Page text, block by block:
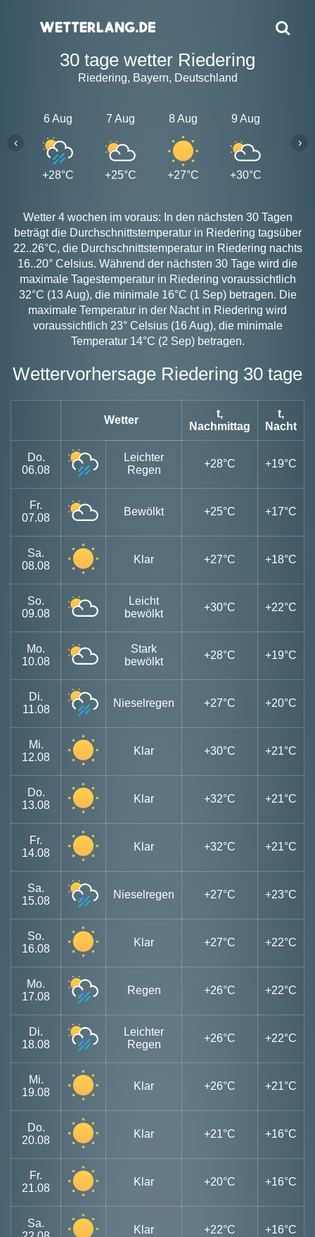
30 tage wetter Riedering
Riedering, Bayern, Deutschland
6 Aug
+28°C
7 Aug
+25°C
8 Aug
+27°C
9 Aug
+30°C
‹ ›
Wetter 4 wochen im voraus: In den nächsten 30 Tagen
beträgt die Durchschnittstemperatur in Riedering tagsüber
22..26°C, die Durchschnittstemperatur in Riedering nachts
16..20° Celsius. Während der nächsten 30 Tage wird die
maximale Tagestemperatur in Riedering voraussichtlich
32°C (13 Aug), die minimale 16°C (1 Sep) betragen. Die
maximale Temperatur in der Nacht in Riedering wird
voraussichtlich 23° Celsius (16 Aug), die minimale
Temperatur 14°C (2 Sep) betragen.
Wettervorhersage Riedering 30 tage
Wetter
t,
Nachmittag
t,
Nacht
Do.
06.08
Leichter
Regen
+28°C +19°C
Fr.
07.08
Bewölkt +25°C +17°C
Sa.
08.08
Klar +27°C +18°C
So.
09.08
Leicht
bewölkt
+30°C +22°C
Mo.
10.08
Stark
bewölkt
+28°C +19°C
Di.
11.08
Nieselregen +27°C +20°C
Mi.
12.08
Klar +30°C +21°C
Do.
13.08
Klar +32°C +21°C
Fr.
14.08
Klar +32°C +21°C
Sa.
15.08
Nieselregen +27°C +23°C
So.
16.08
Klar +27°C +22°C
Mo.
17.08
Regen +26°C +22°C
Di.
18.08
Leichter
Regen
+26°C +22°C
Mi.
19.08
Klar +26°C +21°C
Do.
20.08
Klar +21°C +16°C
Fr.
21.08
Klar +20°C +16°C
Sa.
Klar +22°C +16°C